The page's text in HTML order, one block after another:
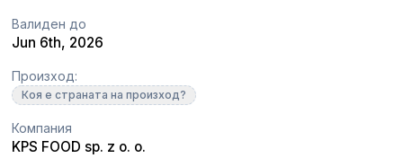
Валиден до
Jun 6th, 2026
Произход:
Коя е страната на произход?
Компания
KPS FOOD sp. z o. o.